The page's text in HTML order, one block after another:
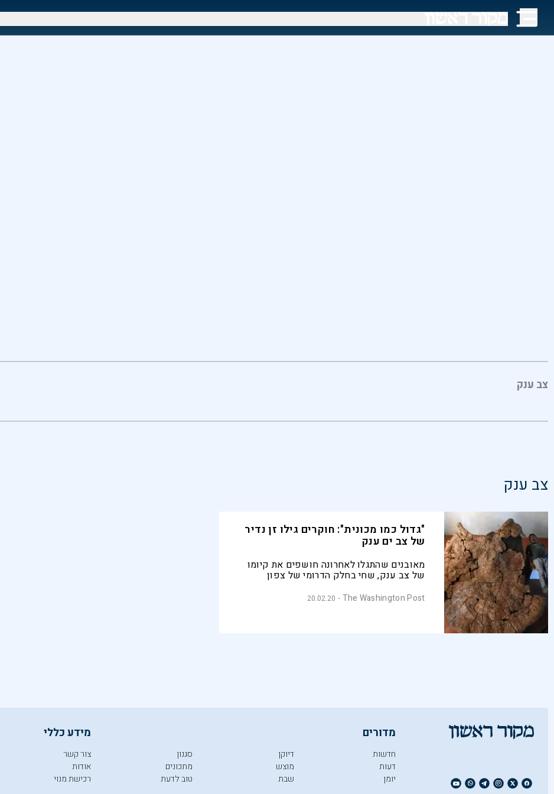
צב ענק
צב ענק
"גדול כמו מכונית": חוקרים גילו זן נדיר
של צב ים ענק
מאובנים שהתגלו לאחרונה חושפים את קיומו
של צב ענק, שחי בחלק הדרומי של צפון
מטרים ועל גבו היו קרניים
The Washington Post
20.02.20
מדורים
חדשות
דעות
יומן
דיוקן
מוצש
שבת
סגנון
מתכונים
טוב לדעת
מידע כללי
צור קשר
אודות
רכישת מנוי